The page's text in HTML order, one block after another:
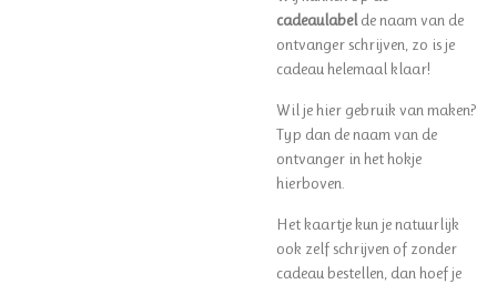
cadeaulabel de naam van de
ontvanger schrijven, zo is je
cadeau helemaal klaar!
Wil je hier gebruik van maken?
Typ dan de naam van de
ontvanger in het hokje
hierboven.
Het kaartje kun je natuurlijk
ook zelf schrijven of zonder
cadeau bestellen, dan hoef je